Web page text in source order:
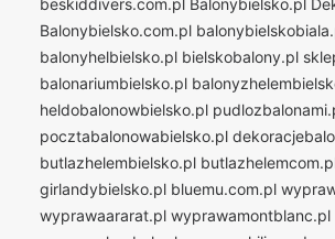
beskiddivers.com.pl Balonybielsko.pl
Balonybielsko.com.pl
balonyhelbielsko.pl bielskobalony.pl
balonariumbielsko.pl
heldobalonowbielsko.pl
pocztabalonowabielsko.pl
butlazhelembielsko.pl
girlandybielsko.pl bluemu.com.pl
wyprawaararat.pl wyprawamontblanc.pl